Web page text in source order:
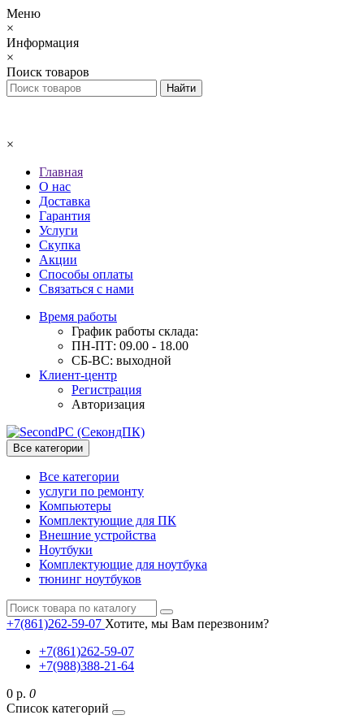
Меню
×
Информация
×
Поиск товаров
×
Главная
О нас
Доставка
Гарантия
Услуги
Скупка
Акции
Способы оплаты
Связаться с нами
Время работы
График работы склада:
ПН-ПТ: 09.00 - 18.00
СБ-ВС: выходной
Клиент-центр
Регистрация
Авторизация
Все категории
Все категории
услуги по ремонту
Компьютеры
Комплектующие для ПК
Внешние устройства
Ноутбуки
Комплектующие для ноутбука
тюнинг ноутбуков
+7(861)262-59-07 Хотите, мы Вам перезвоним?
+7(861)262-59-07
+7(988)388-21-64
0 р. 0
Список категорий